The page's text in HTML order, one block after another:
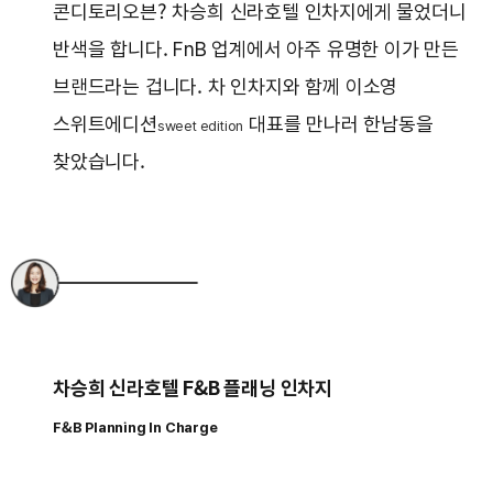
콘디토리오븐? 차승희 신라호텔 인차지에게 물었더니
반색을 합니다. FnB 업계에서 아주 유명한 이가 만든
브랜드라는 겁니다. 차 인차지와 함께 이소영
스위트에디션sweet edition 대표를 만나러 한남동을
찾았습니다.
차승희 신라호텔 F&B 플래닝 인차지
F&B Planning In Charge